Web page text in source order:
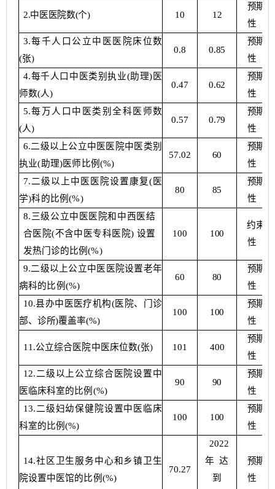
2.中医医院数(个) 10 12
预期
性
3.每千人口公立中医医院床位数
(张)
0.8 0.85
预期
性
4.每千人口中医类别执业(助理) 医
师数(人)
0.47 0.62
预期
性
5.每万人口中医类别全科医师数
(人)
0.57 0.79
预期
性
6.二级以上公立中医医院中医类别
执业(助理)医师比例(%)
57.02 60
预期
性
7. 二级以上中医医院设置康复( 医
学)科的比例(%)
80 85
预期
性
8.三级公立中医医院和中西医结
合医院(不含中医专科医院) 设置
发热门诊的比例(%)
100 100
约束
性
9.二级以上公立中医医院设置老年
病科的比例 (%)
60 80
预期
性
10.县办中医医疗机构(医院、门诊
部、诊所)覆盖率(%)
100 100
预期
性
1 1.公立综合医院中医床位数(张) 101 400
预期
性
12. 二级以上公立综合医院设置中
医临床科室的比例 (%)
90 90
预期
性
13. 二级妇幼保健院设置中医临床
科室的比例(%)
100 100
预期
性
14.社区卫生服务中心和乡镇卫生
院设置中医馆的比例 (%)
70.27
2022
年 达
到
预期
性